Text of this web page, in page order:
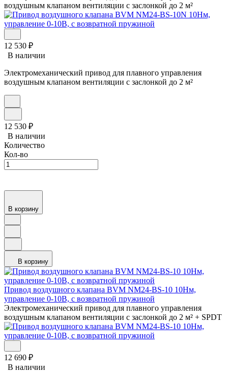
воздушным клапаном вентиляции с заслонкой до 2 м²
12 530 ₽
В наличии
Электромеханический привод для плавного управления
воздушным клапаном вентиляции с заслонкой до 2 м²
12 530 ₽
В наличии
Количество
Кол-во
В корзину
В корзину
Привод воздушного клапана BVM NM24-BS-10 10Нм,
управление 0-10В, с возвратной пружиной
Электромеханический привод для плавного управления
воздушным клапаном вентиляции с заслонкой до 2 м² + SPDT
12 690 ₽
В наличии